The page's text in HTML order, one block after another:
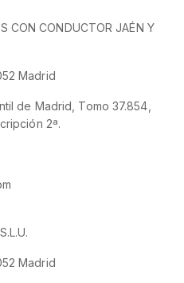
CON CONDUCTOR JAÉN Y
Madrid
de Madrid, Tomo 37.854,
2ª.
Madrid